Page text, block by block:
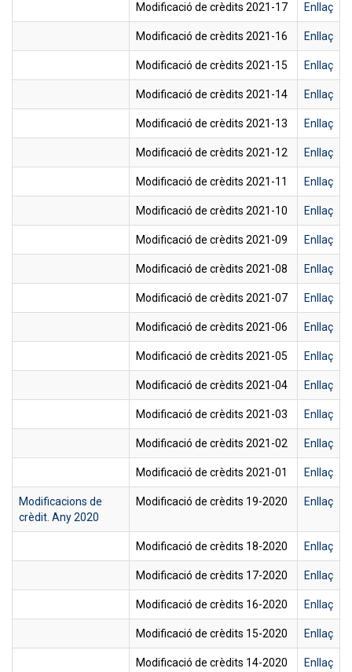
Modificació de crèdits 2021-17 Enllaç
Modificació de crèdits 2021-16 Enllaç
Modificació de crèdits 2021-15 Enllaç
Modificació de crèdits 2021-14 Enllaç
Modificació de crèdits 2021-13 Enllaç
Modificació de crèdits 2021-12 Enllaç
Modificació de crèdits 2021-11 Enllaç
Modificació de crèdits 2021-10 Enllaç
Modificació de crèdits 2021-09 Enllaç
Modificació de crèdits 2021-08 Enllaç
Modificació de crèdits 2021-07 Enllaç
Modificació de crèdits 2021-06 Enllaç
Modificació de crèdits 2021-05 Enllaç
Modificació de crèdits 2021-04 Enllaç
Modificació de crèdits 2021-03 Enllaç
Modificació de crèdits 2021-02 Enllaç
Modificació de crèdits 2021-01 Enllaç
Modificacions de
crèdit. Any 2020
Modificació de crèdits 19-2020 Enllaç
Modificació de crèdits 18-2020 Enllaç
Modificació de crèdits 17-2020 Enllaç
Modificació de crèdits 16-2020 Enllaç
Modificació de crèdits 15-2020 Enllaç
Modificació de crèdits 14-2020 Enllaç